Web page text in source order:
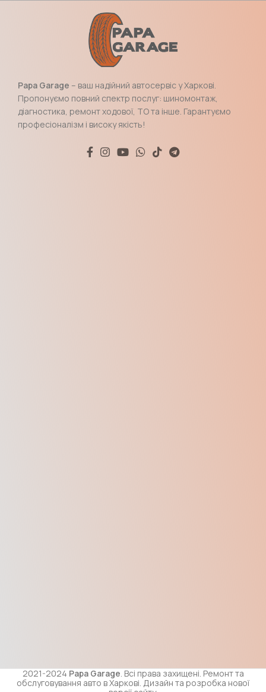
Papa Garage – ваш надійний автосервіс у Харкові.
Пропонуємо повний спектр послуг: шиномонтаж,
діагностика, ремонт ходової, ТО та інше. Гарантуємо
професіоналізм і високу якість!
2021-2024 Papa Garage. Всі права захищені. Ремонт та
обслуговування авто в Харкові. Дизайн та розробка нової